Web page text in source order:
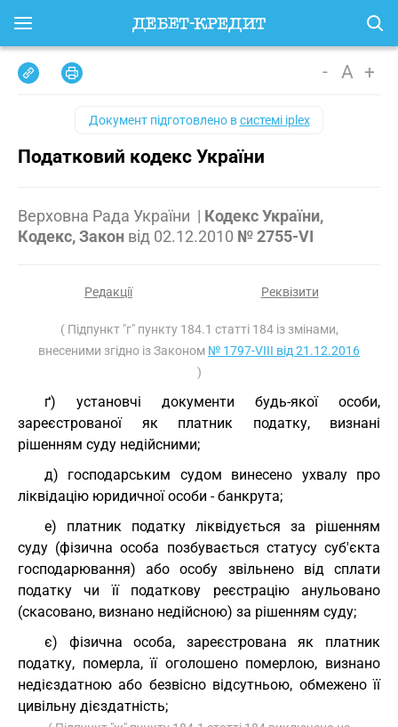
- A +
Документ підготовлено всистемі iplex
Податковий кодекс України
Верховна Рада України | Кодекс України,
Кодекс, Закон від 02.12.2010 № 2755-VI
Редакції Реквізити
( Підпункт "г" пункту 184.1 статті 184 із змінами,
внесеними згідно із Законом № 1797-VIII від 21.12.2016
)
ґ) установчі документи будь-якої особи,
зареєстрованої як платник податку, визнані
рішенням суду недійсними;
д) господарським судом винесено ухвалу про
ліквідацію юридичної особи - банкрута;
е) платник податку ліквідується за рішенням
суду (фізична особа позбувається статусу суб'єкта
господарювання) або особу звільнено від сплати
податку чи її податкову реєстрацію анульовано
(скасовано, визнано недійсною) за рішенням суду;
є) фізична особа, зареєстрована як платник
податку, померла, її оголошено померлою, визнано
недієздатною або безвісно відсутньою, обмежено її
цивільну дієздатність;